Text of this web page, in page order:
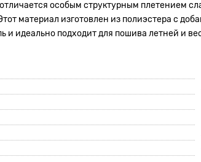
особым структурным плетением
материал изготовлен из полиэстера с
и идеально подходит для пошива летней и